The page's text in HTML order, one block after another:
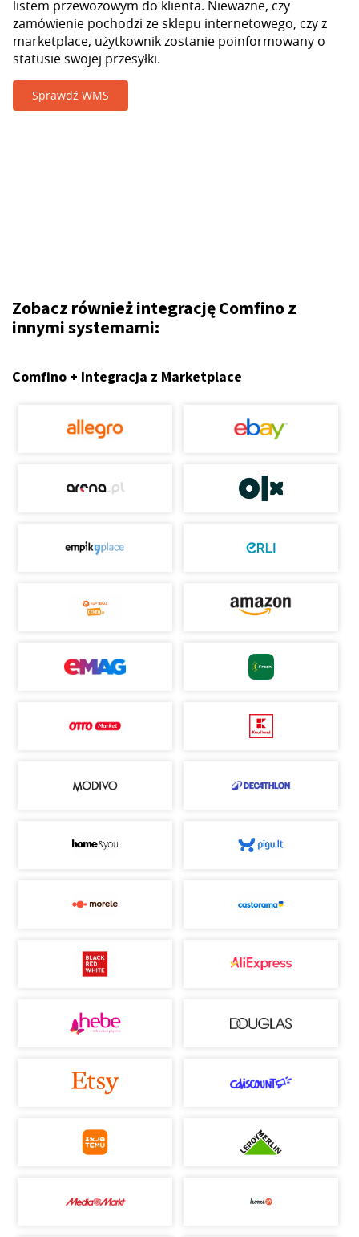
listem przewozowym do klienta. Nieważne, czy
zamówienie pochodzi ze sklepu internetowego, czy z
marketplace, użytkownik zostanie poinformowany o
statusie swojej przesyłki.
Sprawdź WMS
Zobacz również integrację Comfino z
innymi systemami:
Comfino + Integracja z Marketplace